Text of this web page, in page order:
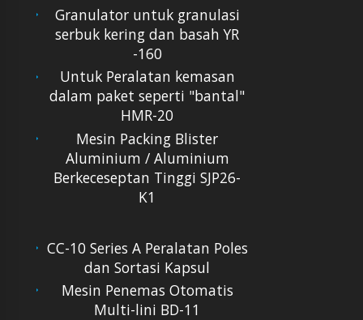
Granulator untuk granulasi
serbuk kering dan basah YR
-160
Untuk Peralatan kemasan
dalam paket seperti "bantal"
HMR-20
Mesin Packing Blister
Aluminium / Aluminium
Berkeceseptan Tinggi SJP26-
K1
CC-10 Series A Peralatan Poles
dan Sortasi Kapsul
Mesin Penemas Otomatis
Multi-lini BD-11